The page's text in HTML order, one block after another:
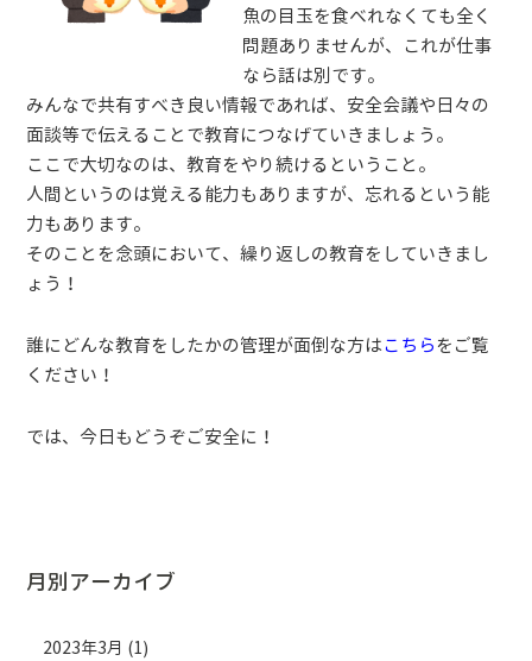
魚の目玉を食べれなくても全く
問題ありませんが、これが仕事
なら話は別です。
みんなで共有すべき良い情報であれば、安全会議や日々の
面談等で伝えることで教育につなげていきましょう。
ここで大切なのは、教育をやり続けるということ。​
​人間というのは覚える能力もありますが、忘れるという能
力もあります。​
​そのことを念頭において、繰り返しの教育をしていきまし
ょう！
誰にどんな教育をしたかの管理が面倒な方はこちらをご覧
ください！
​では、今日もどうぞご安全に！
月別アーカイブ
2023年3月 (1)